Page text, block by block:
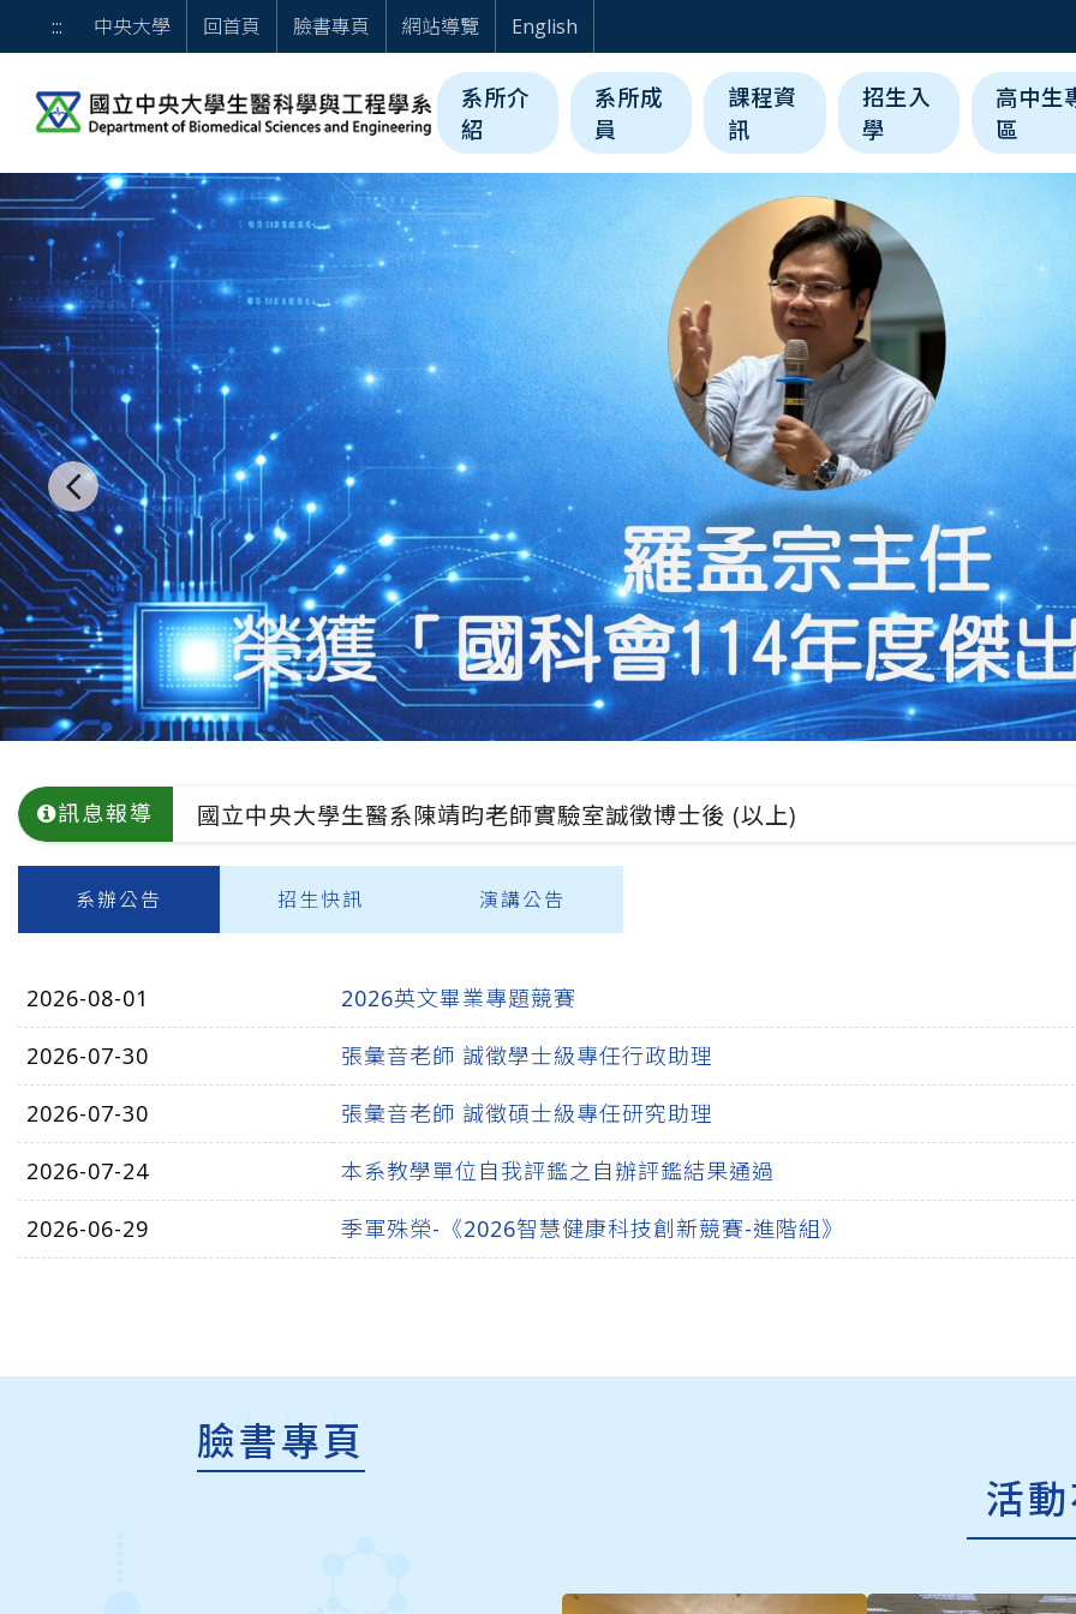
歡迎光臨 國立中央大學生醫科學與工程學系
::: 中央大學 回首頁 臉書專頁 網站導覽 English
系所介
紹
系所成
員
課程資
訊
招生入
學
高中生
區
鍵盤操作說明： 一、Tab：停留於上一則or下一則按鈕後,可利用Enter鍵跳至上一則or下一則廣告。當選中該廣告後，可按tab
⏸ 暫停
上一則
國立中央大學生醫科學與工程學系官網資訊
訊息報導
2026英文畢業專題競賽
本系教學單位自我評鑑之自辦評鑑結果通過
國立中央大學生醫系陳靖昀老師實驗室誠徵博士後 (以上)
公告資訊
系辦公告 招生快訊 演講公告
2026-08-01
2026英文畢業專題競賽
2026-07-30
張彙音老師 誠徵學士級專任行政助理
2026-07-30
張彙音老師 誠徵碩士級專任研究助理
2026-07-24
本系教學單位自我評鑑之自辦評鑑結果通過
2026-06-29
季軍殊榮-《2026智慧健康科技創新競賽-進階組》
臉書專頁
活